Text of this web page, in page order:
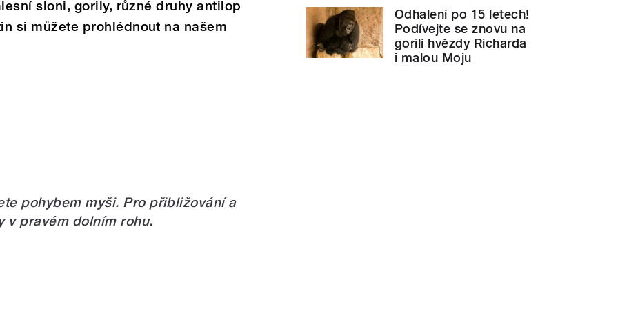
sloni, gorily, různé druhy antilop
si můžete prohlédnout na našem
pohybem myši. Pro přibližování a
v pravém dolním rohu.
Odhalení po 15 letech!
Podívejte se znovu na
gorilí hvězdy Richarda
i malou Moju